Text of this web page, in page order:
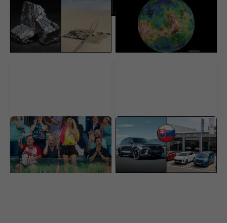
USA našli pod púšťou
surovinový poklad za 152
miliárd dolárov. V ťažbe
im stojí nečakaná
prekážka
Vedci sa vo Venuši celé
roky mýlili. Pod jej
povrchom objavili
procesy, s ktorými sa
ešte nestretli
Najlepší komediálny
seriál sa vrátil a prvá časť
už je online. Ohlasy sa
rozchádzajú
Čínske autá útočia na
svoju najväčšiu slabinu.
Toto má byť riešenie,
ako si získať Slovákov